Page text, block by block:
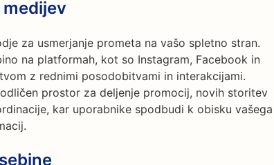
za usmerjanje prometa na vašo spletno stran.
na platformah, kot so Instagram, Facebook in
z rednimi posodobitvami in interakcijami.
prostor za deljenje promocij, novih storitev
kar uporabnike spodbudi k obisku vašega